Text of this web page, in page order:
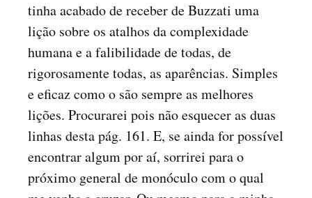
tinha acabado de receber de Buzzati uma
lição sobre os atalhos da complexidade
humana e a falibilidade de todas, de
rigorosamente todas, as aparências. Simples
e eficaz como o são sempre as melhores
lições. Procurarei pois não esquecer as duas
linhas desta pág. 161. E, se ainda for possível
encontrar algum por aí, sorrirei para o
próximo general de monóculo com o qual